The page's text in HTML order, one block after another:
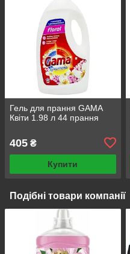
Гель для прання GAMA
Квіти 1.98 л 44 прання
405 ₴
Купити
Подібні товари компанії